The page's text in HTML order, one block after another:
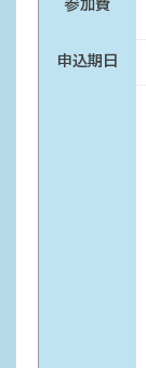
参加費
申込期日